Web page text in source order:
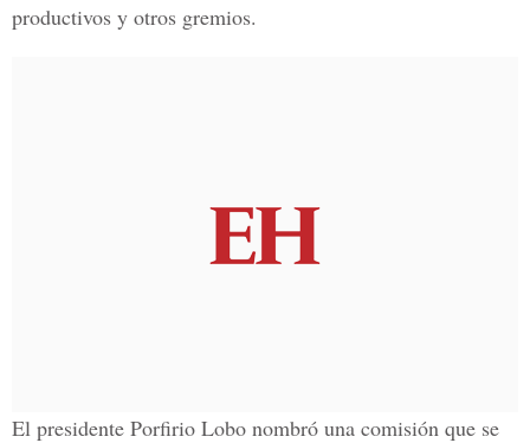
productivos y otros gremios.
El presidente Porfirio Lobo nombró una comisión que se